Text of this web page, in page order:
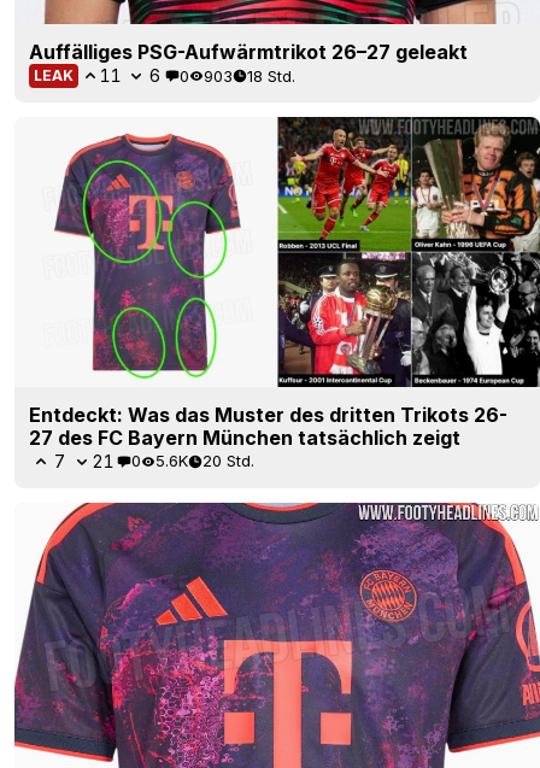
Auffälliges PSG-Aufwärmtrikot 26–27 geleakt
LEAK 11 6 0 903 18 Std.
Entdeckt: Was das Muster des dritten Trikots 26-
27 des FC Bayern München tatsächlich zeigt
7 21 0 5.6K 20 Std.